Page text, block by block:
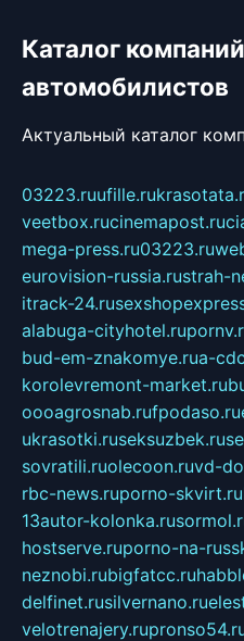
Каталог
автомобилистов
Актуальный каталог
03223.ruufille.ru
veetbox.rucinemapost.ru
mega-press.ru03223.ru
eurovision-russia.rustrah-
itrack-24.ru
alabuga-cityhotel.ru
bud-em-znakomye.rua-
korolevremont-market.ru
oooagrosnab.rufpodaso.ru
ukrasotki.ruseksuzbek.ru
sovratili.ruolecoon.ruvd-
rbc-news.ruporno-skvirt.ru
13autor-kolonka.ru
hostserve.ruporno-na-
neznobi.rubigfatcc.ru
delfinet.rusilvernano.ru
velotrenajery.ru